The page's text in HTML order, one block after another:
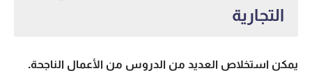
التجارية
يمكن استخلاص العديد من الدروس من الأعمال الناجحة.